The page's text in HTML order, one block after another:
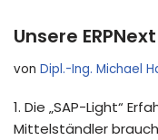
Unsere
von Dipl.-Ing. Michael
1. Die „SAP-Light“
Mittelständler